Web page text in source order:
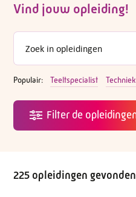
Vind jouw opleiding!
Populair: Teeltspecialist Techniek
225 opleidingen gevonden